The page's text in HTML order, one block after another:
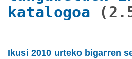
katalogoa
Ikusi 2010 urteko bigarren